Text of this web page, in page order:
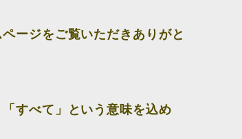
ージをご覧いただきありがと
すべて」という意味を込め